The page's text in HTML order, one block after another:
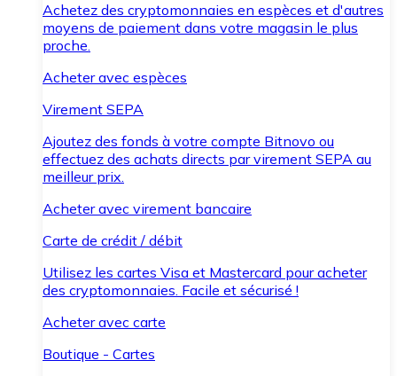
Achetez des cryptomonnaies en espèces et d'autres
moyens de paiement dans votre magasin le plus
proche.
Acheter avec espèces
Virement SEPA
Ajoutez des fonds à votre compte Bitnovo ou
effectuez des achats directs par virement SEPA au
meilleur prix.
Acheter avec virement bancaire
Carte de crédit / débit
Utilisez les cartes Visa et Mastercard pour acheter
des cryptomonnaies. Facile et sécurisé !
Acheter avec carte
Boutique - Cartes